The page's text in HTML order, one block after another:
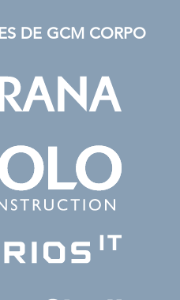
DE GCM CORPO